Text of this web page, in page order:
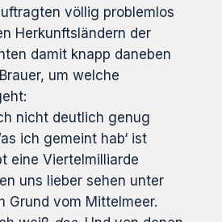
völlig problemlos
Herkunftsländern der
damit knapp daneben
um welche
nicht deutlich genug
ich gemeint hab‘ ist
eine Viertelmilliarde
uns lieber sehen unter
Grund vom Mittelmeer.